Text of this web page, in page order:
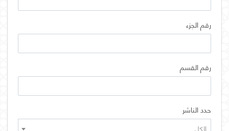
رقم الجزء
رقم القسم
حدد الناشر
الكل